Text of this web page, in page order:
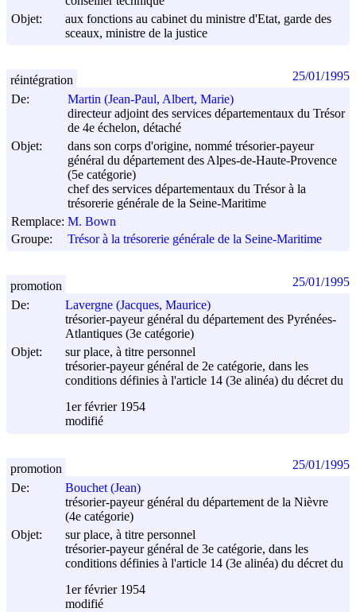
Objet:
aux fonctions au cabinet du ministre d'Etat, garde des
sceaux, ministre de la justice
De:
Martin (Jean-Paul, Albert, Marie)
directeur adjoint des services départementaux du Trésor
de 4e échelon, détaché
Objet:
dans son corps d'origine, nommé trésorier-payeur
général du département des Alpes-de-Haute-Provence
(5e catégorie)
chef des services départementaux du Trésor à la
trésorerie générale de la Seine-Maritime
Remplace: M. Bown
Groupe:
Trésor à la trésorerie générale de la Seine-Maritime
réintégration 25/01/1995
De:
Lavergne (Jacques, Maurice)
trésorier-payeur général du département des Pyrénées-
Atlantiques (3e catégorie)
Objet:
sur place, à titre personnel
trésorier-payeur général de 2e catégorie, dans les
conditions définies à l'article 14 (3e alinéa) du décret du
1er février 1954
modifié
promotion 25/01/1995
De:
Bouchet (Jean)
trésorier-payeur général du département de la Nièvre
(4e catégorie)
Objet:
sur place, à titre personnel
trésorier-payeur général de 3e catégorie, dans les
conditions définies à l'article 14 (3e alinéa) du décret du
1er février 1954
modifié
promotion 25/01/1995